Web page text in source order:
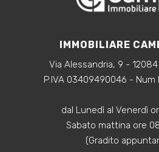
IMMOBILIARE
Via Alessandria, 9 -
P.IVA 03409490046 - Num
dal Lunedì al Venerdì
Sabato mattina ore
(Gradito